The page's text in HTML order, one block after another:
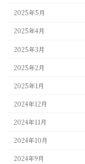
2025年5月
2025年4月
2025年3月
2025年2月
2025年1月
2024年12月
2024年11月
2024年10月
2024年9月